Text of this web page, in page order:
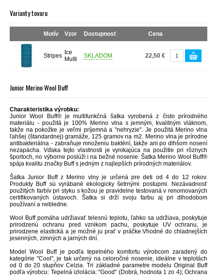
Varianty tovaru
Motív Vzor Dostupnosť Cena
Stripes Ice
Multi
SKLADOM 22,50 €
Junior Merino Wool Buff
Charakteristika výrobku:
Junior Wool Buff® je multifunkčná šatka vyrobená z čisto prírodného
materiálu - použitá je 100% Merino vlna s jemným, kvalitným vláknom,
takže na pokožke je veľmi príjemná a "nehryzie". Je použitá Merino vlna
ľahšej (štandardnej) gramáže, 125 gramov na m2. Merino vlna je prírodne
antibakteriálna - zabraňuje množeniu baktérií, takže ani po dlhšom nosení
nezapácha. Vďaka tejto vlastnosti je vynikajúca na použitie pri rôznych
športoch, no výborne poslúži i na bežné nosenie. Šatka Merino Wool Buff®
spája kvalitu značky Buff s jedným z najlepších prírodných materiálov.
Šatka Junior Buff z Merino vlny je určenápre deti od 4 do 12 rokov.
Produkty Buff sú vyrábané ekologicky šetrnými postupmi. Nezávadnosť
použitých farbív pri styku s kožou je pravidelne testovaná v renomovaných
certifikovaných ústavoch. Šatka si drží svoju farbu aj pri dlhodobom
používaní a nebledne.
Wool Buff pomáha udržiavať telesnú teplotu, ľahko sa udržiava, poskytuje
prirodzenú ochranu pred vznikom pachu, poskytuje UV ochranu, je
prirodzene elastická a je možné ju prať v práčke.Vhodné do chladnejších
jesenných, zimných a jarných dní.
Model Wool Buff je podľa tepelného komfortu výrobcom zaradený do
kategórie "Cool", je tak určený na celoročné nosenie, ideálne v teplotách
od 0 do 20 stupňov Celzia. Tri základné parametre modelu Original Buff
podľa výrobcu: Tepelná izlolácia: "Good" (Dobrá, hodnota 1 zo 4); Ochrana